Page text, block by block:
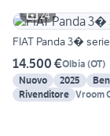
24
FIAT Panda 3�
14.500 €Olbia (OT)
Nuovo
2025
Rivenditore Vroom